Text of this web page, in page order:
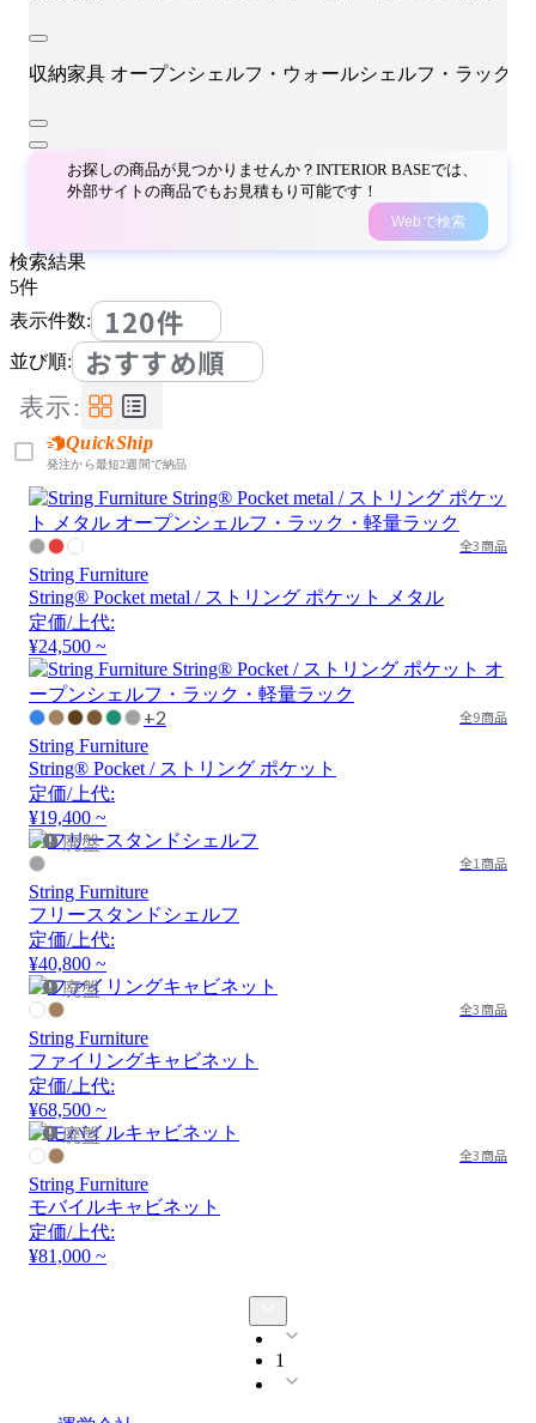
収納家具 オープンシェルフ・ウォールシェルフ・ラック
お探しの商品が見つかりませんか？INTERIOR BASEでは、
外部サイトの商品でもお見積もり可能です！
Webで検索
検索結果
5件
表示件数:
120件
並び順: おすすめ順
表示:
QuickShip
発注から最短2週間で納品
全3商品
String Furniture
String® Pocket metal / ストリング ポケット メタル
定価/上代:
¥24,500 ~
+2 全9商品
String Furniture
String® Pocket / ストリング ポケット
定価/上代:
¥19,400 ~
廃盤
全1商品
String Furniture
フリースタンドシェルフ
定価/上代:
¥40,800 ~
廃盤
全3商品
String Furniture
ファイリングキャビネット
定価/上代:
¥68,500 ~
廃盤
全3商品
String Furniture
モバイルキャビネット
定価/上代:
¥81,000 ~
1